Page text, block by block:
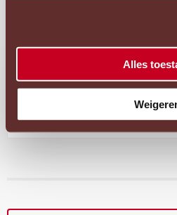
Alles
Meer informatie
Gemeenteraadsverkiezingen